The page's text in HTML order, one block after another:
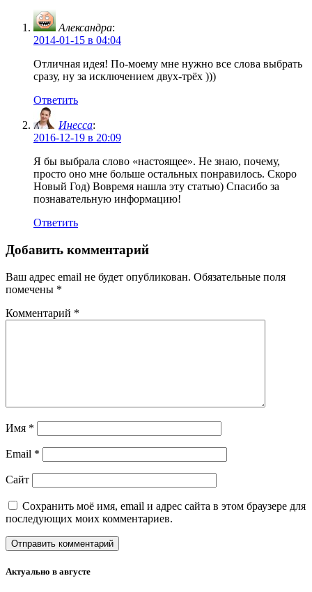
Александра:
2014-01-15 в 04:04
Отличная идея! По-моему мне нужно все слова выбрать
сразу, ну за исключением двух-трёх )))
Ответить
Инесса:
2016-12-19 в 20:09
Я бы выбрала слово «настоящее». Не знаю, почему,
просто оно мне больше остальных понравилось. Скоро
Новый Год) Вовремя нашла эту статью) Спасибо за
познавательную информацию!
Ответить
Добавить комментарий
Ваш адрес email не будет опубликован. Обязательные поля
помечены *
Комментарий *
Имя *
Email *
Сайт
Сохранить моё имя, email и адрес сайта в этом браузере для
последующих моих комментариев.
Актуально в августе